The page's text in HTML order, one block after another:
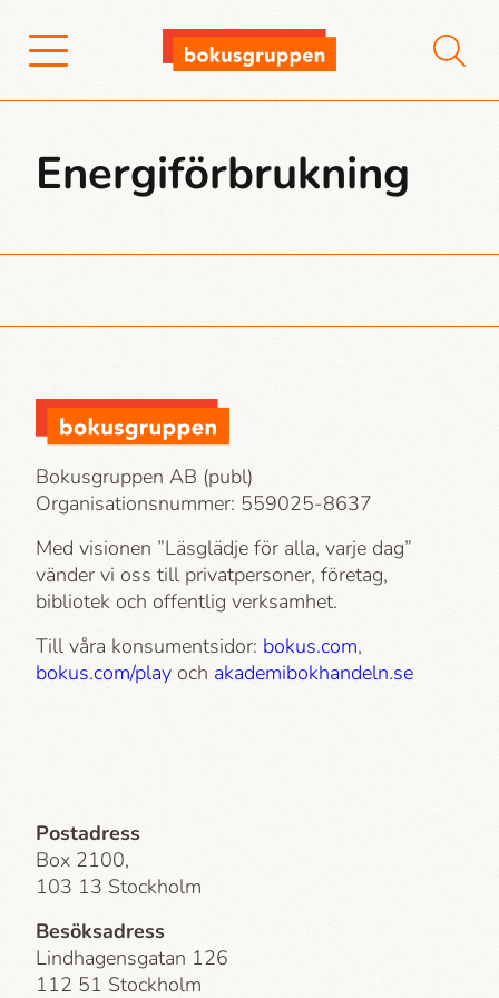
Energiförbrukning
Bokusgruppen AB (publ)
Organisationsnummer: 559025-8637
Med visionen ”Läsglädje för alla, varje dag”
vänder vi oss till privatpersoner, företag,
bibliotek och offentlig verksamhet.
Till våra konsumentsidor: bokus.com,
bokus.com/play och akademi­bokhandeln.se
Postadress
Box 2100,
103 13 Stockholm
Besöksadress
Lindhagensgatan 126
112 51 Stockholm